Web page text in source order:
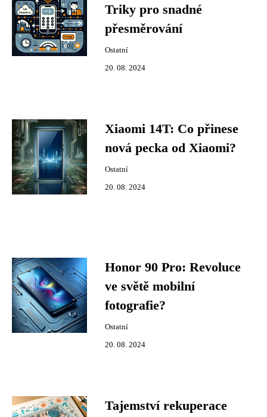
Triky pro snadné
přesměrování
Ostatní
20. 08. 2024
Xiaomi 14T: Co přinese
nová pecka od Xiaomi?
Ostatní
20. 08. 2024
Honor 90 Pro: Revoluce
ve světě mobilní
fotografie?
Ostatní
20. 08. 2024
Tajemství rekuperace